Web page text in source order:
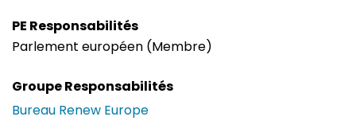
PE Responsabilités
Parlement européen (Membre)
Groupe Responsabilités
Bureau Renew Europe